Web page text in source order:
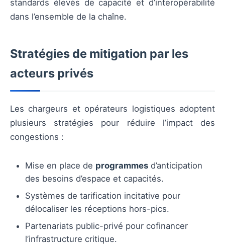
standards élevés de capacité et d’interopérabilité
dans l’ensemble de la chaîne.
Stratégies de mitigation par les
acteurs privés
Les chargeurs et opérateurs logistiques adoptent
plusieurs stratégies pour réduire l’impact des
congestions :
Mise en place de programmes d’anticipation
des besoins d’espace et capacités.
Systèmes de tarification incitative pour
délocaliser les réceptions hors-pics.
Partenariats public-privé pour cofinancer
l’infrastructure critique.